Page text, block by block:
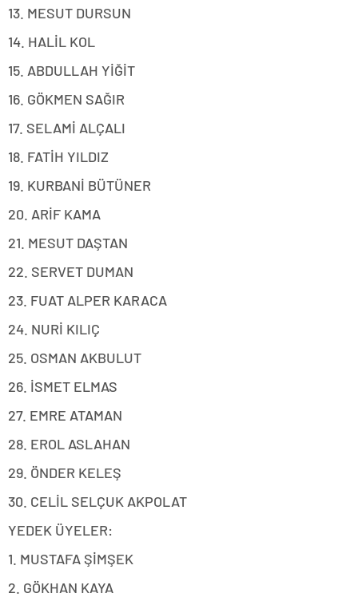
13. MESUT DURSUN
14. HALİL KOL
15. ABDULLAH YİĞİT
16. GÖKMEN SAĞIR
17. SELAMİ ALÇALI
18. FATİH YILDIZ
19. KURBANİ BÜTÜNER
20. ARİF KAMA
21. MESUT DAŞTAN
22. SERVET DUMAN
23. FUAT ALPER KARACA
24. NURİ KILIÇ
25. OSMAN AKBULUT
26. İSMET ELMAS
27. EMRE ATAMAN
28. EROL ASLAHAN
29. ÖNDER KELEŞ
30. CELİL SELÇUK AKPOLAT
YEDEK ÜYELER:
1. MUSTAFA ŞİMŞEK
2. GÖKHAN KAYA